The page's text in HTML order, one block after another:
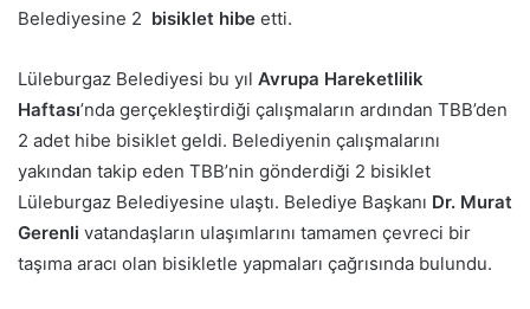
Belediyesine 2 bisiklet hibe etti.
Lüleburgaz Belediyesi bu yıl Avrupa Hareketlilik
Haftası’nda gerçekleştirdiği çalışmaların ardından TBB’den
2 adet hibe bisiklet geldi. Belediyenin çalışmalarını
yakından takip eden TBB’nin gönderdiği 2 bisiklet
Lüleburgaz Belediyesine ulaştı. Belediye Başkanı Dr. Murat
Gerenli vatandaşların ulaşımlarını tamamen çevreci bir
taşıma aracı olan bisikletle yapmaları çağrısında bulundu.